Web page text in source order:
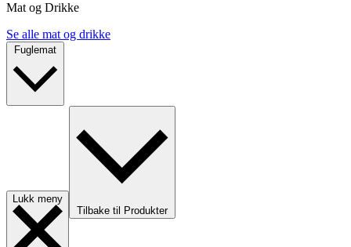
Mat og Drikke
Se alle mat og drikke
Lukk meny
Tilbake til Produkter